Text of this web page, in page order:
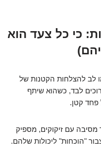
כי כל צעד הוא
לב להצלחות הקטנות של
לבד, כשהוא שיתף
פחד קטן.
מסיבה עם זיקוקים, מספיק
"הוכחות" ליכולות שלהם.